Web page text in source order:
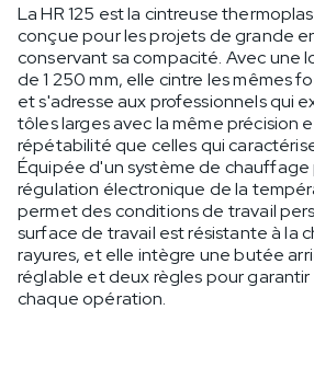
La HR 125 est la cintreuse
conçue pour les projets de grande
conservant sa compacité. Avec une
de 1 250 mm, elle cintre les mêmes
et s'adresse aux professionnels qui
tôles larges avec la même précision
répétabilité que celles qui
Équipée d'un système de chauffage
régulation électronique de la
permet des conditions de travail
surface de travail est résistante à la
rayures, et elle intègre une butée
réglable et deux règles pour garantir
chaque opération.